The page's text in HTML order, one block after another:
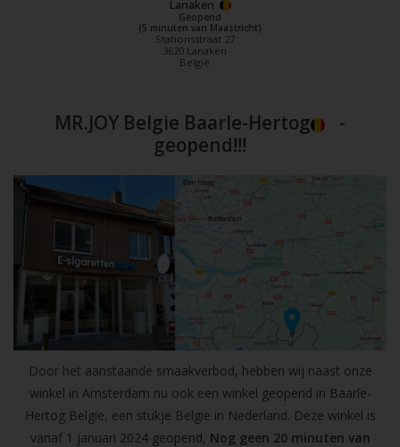
Lanaken
Geopend
(5 minuten van Maastricht)
Stationsstraat 27
3620 Lanaken
België
MR.JOY Belgie Baarle-Hertog
-
geopend!!!
Door het aanstaande smaakverbod, hebben wij naast onze
winkel in Amsterdam nu ook een winkel geopend in Baarle-
Hertog Belgie, een stukje Belgie in Nederland. Deze winkel is
vanaf 1 januari 2024 geopend, Nog geen 20 minuten van